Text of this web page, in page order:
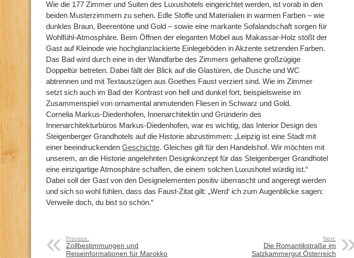
Wie die 177 Zimmer und Suiten des Luxushotels eingerichtet werden, ist vorab in den
beiden Musterzimmern zu sehen. Edle Stoffe und Materialien in warmen Farben – wie
dunkles Braun, Beerentöne und Gold – sowie eine markante Sofalandschaft sorgen für
Wohlfühl-Atmosphäre. Beim Öffnen der eleganten Möbel aus Makassar-Holz stößt der
Gast auf Kleinode wie hochglanzlackierte Einlegeböden in Akzente setzenden Farben.
Das Bad wird durch eine in der Wandfarbe des Zimmers gehaltene großzügige
Doppeltür betreten. Dabei fällt der Blick auf die Glastüren, die Dusche und WC
abtrennen und mit Textauszügen aus Goethes Faust verziert sind. Wie im Zimmer
setzt sich auch im Bad der Kontrast von hell und dunkel fort, beispielsweise im
Zusammenspiel von ornamental anmutenden Fliesen in Schwarz und Gold.
Cornelia Markus-Diedenhofen, Innenarchitektin und Gründerin des
Innenarchitekturbüros Markus-Diedenhofen, war es wichtig, das Interior Design des
Steigenberger Grandhotels auf die Historie abzustimmen: „Leipzig ist eine Stadt mit
einer beeindruckenden Geschichte. Gleiches gilt für den Handelshof. Wir möchten mit
unserem, an die Historie angelehnten Designkonzept für das Steigenberger Grandhotel
eine einzigartige Atmosphäre schaffen, die einem solchen Luxushotel würdig ist.“
Dabei soll der Gast von den Designelementen positiv überrascht und angeregt werden
und sich so wohl fühlen, dass das Faust-Zitat gilt: „Werd‘ ich zum Augenblicke sagen:
Verweile doch, du bist so schön.“
Previous:
Zollbestimmungen und
Reiseinformationen für Marokko
Next:
Die Romantikstraße im
Salzkammergut Österreich